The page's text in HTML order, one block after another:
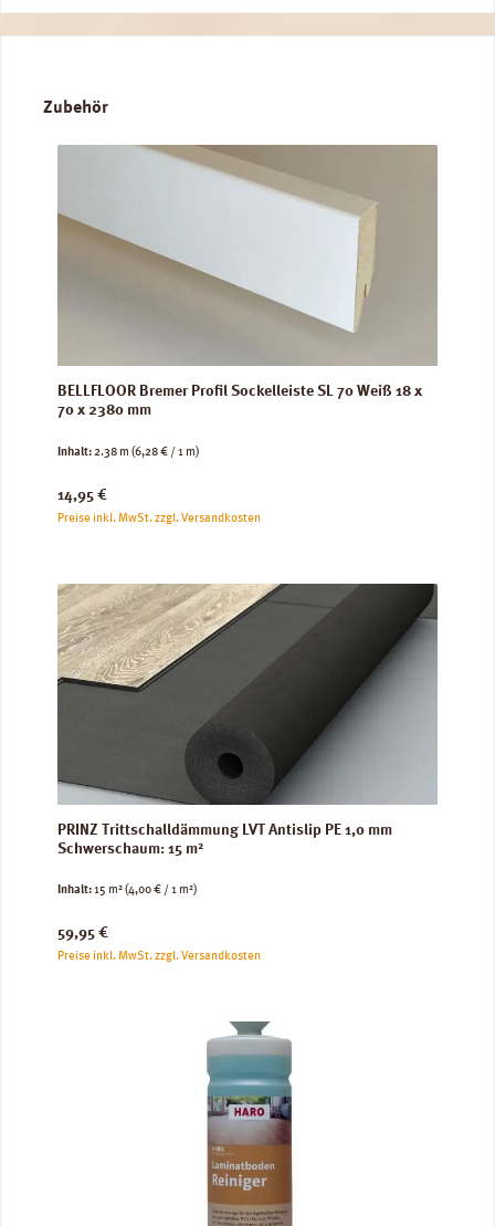
Produktgalerie überspringen
Zubehör
BELLFLOOR Bremer Profil Sockelleiste SL 70 Weiß 18 x
70 x 2380 mm
Inhalt:2.38 m (6,28 € / 1 m)
Regulärer Preis:
14,95 €
Preise inkl. MwSt. zzgl. Versandkosten
PRINZ Trittschalldämmung LVT Antislip PE 1,0 mm
Schwerschaum: 15 m²
Inhalt:15 m²(4,00 € / 1 m²)
Regulärer Preis:
59,95 €
Preise inkl. MwSt. zzgl. Versandkosten